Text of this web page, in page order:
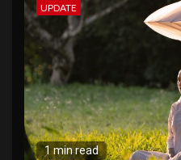
UPDATE
1 min read